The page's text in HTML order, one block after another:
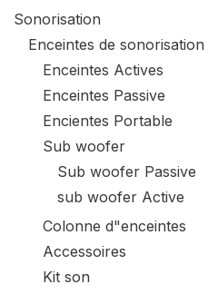
Sonorisation
Enceintes de sonorisation
Enceintes Actives
Enceintes Passive
Encientes Portable
Sub woofer
Sub woofer Passive
sub woofer Active
Colonne d"enceintes
Accessoires
Kit son